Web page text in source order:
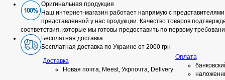
Оригинальная продукция
Наш интернет-магазин работает напрямую с представителями
представленной у нас продукции. Качество товаров
соответствия, которые мы готовы предоставить по первому
Бесплатная доставка
Бесплатная доставка по Украине от 2000 грн
Доставка
Новая почта, Meest, Укрпочта, Delivery
Оплата